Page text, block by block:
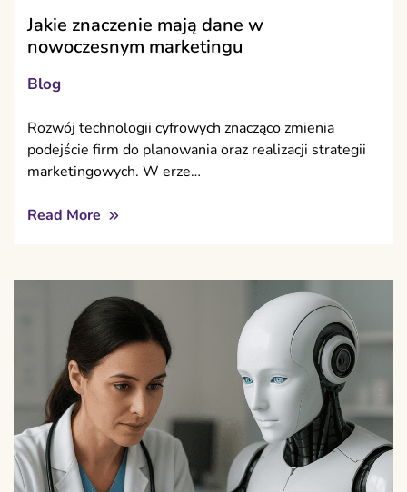
Jakie znaczenie mają dane w
nowoczesnym marketingu
Blog
Rozwój technologii cyfrowych znacząco zmienia
podejście firm do planowania oraz realizacji strategii
marketingowych. W erze…
Read More